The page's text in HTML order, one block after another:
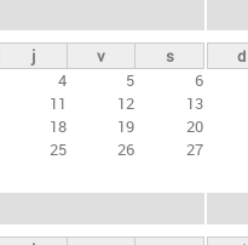
j v
s
4 5
6
11 12
13
18 19
20
25 26
27
d